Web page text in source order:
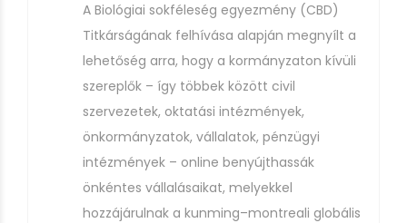
A Biológiai sokféleség egyezmény (CBD)
Titkárságának felhívása alapján megnyílt a
lehetőség arra, hogy a kormányzaton kívüli
szereplők – így többek között civil
szervezetek, oktatási intézmények,
önkormányzatok, vállalatok, pénzügyi
intézmények – online benyújthassák
önkéntes vállalásaikat, melyekkel
hozzájárulnak a kunming–montreali globális